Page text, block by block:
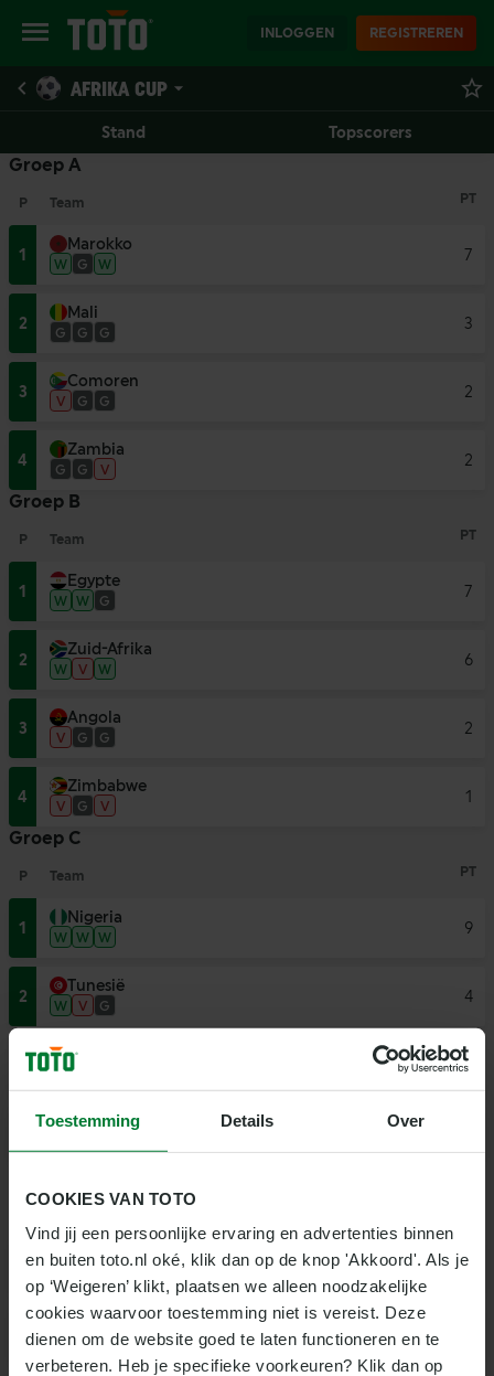
Toestemming Details Over
COOKIES VAN TOTO
Vind jij een persoonlijke ervaring en advertenties binnen
en buiten toto.nl oké, klik dan op de knop 'Akkoord'. Als je
op ‘Weigeren’ klikt, plaatsen we alleen noodzakelijke
cookies waarvoor toestemming niet is vereist. Deze
dienen om de website goed te laten functioneren en te
verbeteren. Heb je specifieke voorkeuren? Klik dan op
INLOGGEN REGISTREREN
AFRIKA CUP
Stand Topscorers
Groep A
P Team PT
1
Marokko
W G W
7
2
Mali
G G G
3
3
Comoren
V G G
2
4
Zambia
G G V
2
Groep B
P Team PT
1
Egypte
W W G
7
2
Zuid-Afrika
W V W
6
3
Angola
V G G
2
4
Zimbabwe
V G V
1
Groep C
P Team PT
1
Nigeria
W W W
9
2
Tunesië
W V G
4
Tanzania
V
2
Oeganda
1
Senegal
7
2
DR Congo
W G W